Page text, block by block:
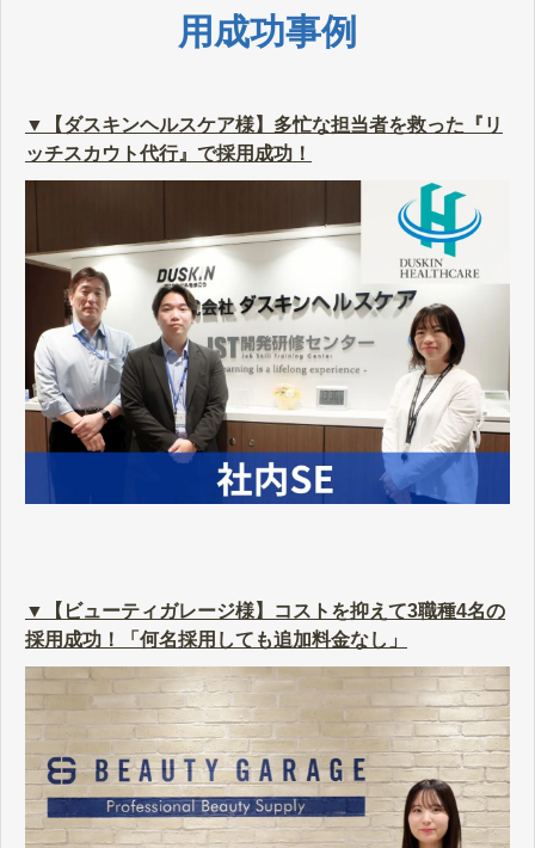
用成功事例
▼【ダスキンヘルスケア様】多忙な担当者を救った『リ
ッチスカウト代行』で採用成功！
▼【ビューティガレージ様】コストを抑えて3職種4名の
採用成功！「何名採用しても追加料金なし」